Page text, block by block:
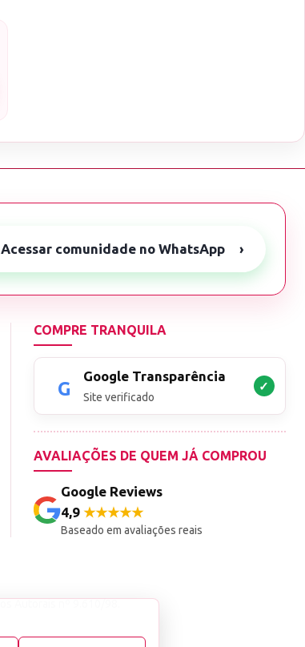
Acessar comunidade no WhatsApp ›
COMPRE TRANQUILA
Google Transparência
Site verificado
✓
AVALIAÇÕES DE QUEM JÁ COMPROU
Google Reviews
4,9★★★★★
Baseado em avaliações reais